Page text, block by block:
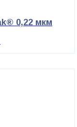
0,22 мкм